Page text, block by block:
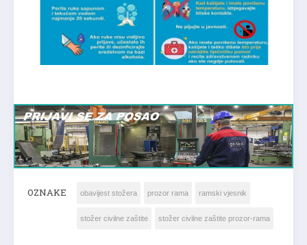
OZNAKE obavijest stožera prozor rama ramski vjesnik
stožer civilne zaštite stožer civilne zaštite prozor-rama